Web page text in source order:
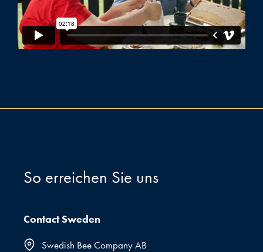
So erreichen Sie uns
Contact Sweden
Swedish Bee Company AB